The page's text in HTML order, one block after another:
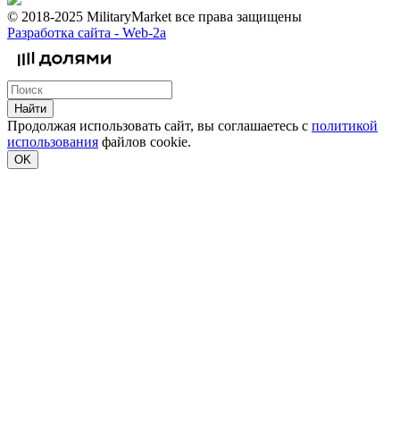
© 2018-2025 MilitaryMarket все права защищены
Разработка сайта - Web-2a
Найти
Продолжая использовать сайт, вы соглашаетесь с политикой
использования файлов cookie.
OK